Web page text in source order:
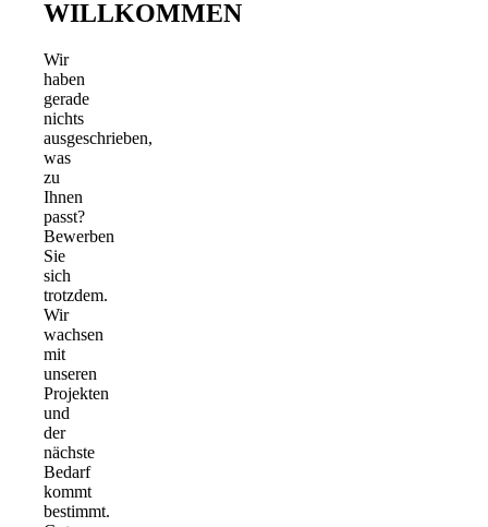
WILLKOMMEN
Wir
haben
gerade
nichts
ausgeschrieben,
was
zu
Ihnen
passt?
Bewerben
Sie
sich
trotzdem.
Wir
wachsen
mit
unseren
Projekten
und
der
nächste
Bedarf
kommt
bestimmt.